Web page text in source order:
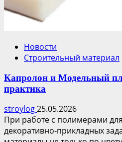
Новости
Строительный материал
Капролон и Модельный
практика
stroylog25.05.2026
При работе с полимерами
декоративно-прикладных